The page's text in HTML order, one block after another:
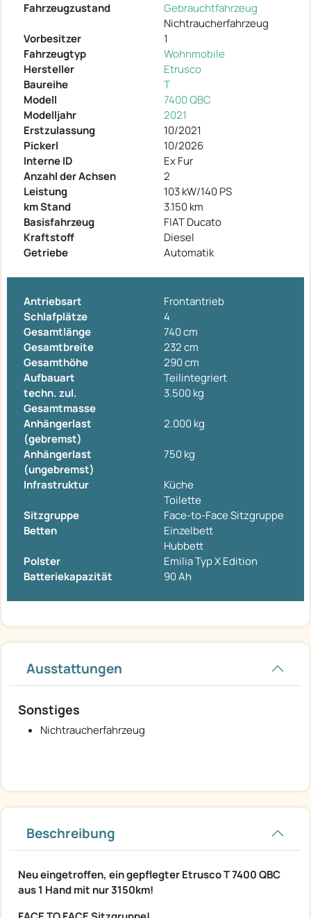
Fahrzeugzustand
Gebrauchtfahrzeug
Nichtraucherfahrzeug
Vorbesitzer
1
Fahrzeugtyp
Wohnmobile
Hersteller
Etrusco
Baureihe
T
Modell
7400 QBC
Modelljahr
2021
Erstzulassung
10/2021
Pickerl
10/2026
Interne ID
Ex Fur
Anzahl der Achsen
2
Leistung
103 kW/140 PS
km Stand
3.150 km
Basisfahrzeug
FIAT Ducato
Kraftstoff
Diesel
Getriebe
Automatik
Antriebsart
Frontantrieb
Schlafplätze
4
Gesamtlänge
740 cm
Gesamtbreite
232 cm
Gesamthöhe
290 cm
Aufbauart
Teilintegriert
techn. zul.
Gesamtmasse
3.500 kg
Anhängerlast
(gebremst)
2.000 kg
Anhängerlast
(ungebremst)
750 kg
Infrastruktur
Küche
Toilette
Sitzgruppe
Face-to-Face Sitzgruppe
Betten
Einzelbett
Hubbett
Polster
Emilia Typ X Edition
Batteriekapazität
90 Ah
Ausstattungen
Sonstiges
Nichtraucherfahrzeug
Beschreibung
Neu eingetroffen, ein gepflegter Etrusco T 7400 QBC
aus 1 Hand mit nur 3150km!